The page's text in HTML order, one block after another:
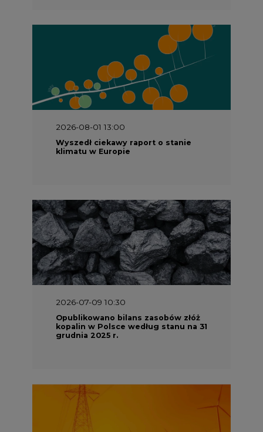
2026-08-01 13:00
Wyszedł ciekawy raport o stanie
klimatu w Europie
2026-07-09 10:30
Opublikowano bilans zasobów złóż
kopalin w Polsce według stanu na 31
grudnia 2025 r.